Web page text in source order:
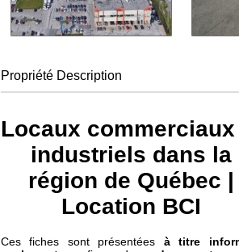
Propriété Description
Locaux
industriels dans la
région de Québec |
Location BCI
Ces fiches sont présentées à titre